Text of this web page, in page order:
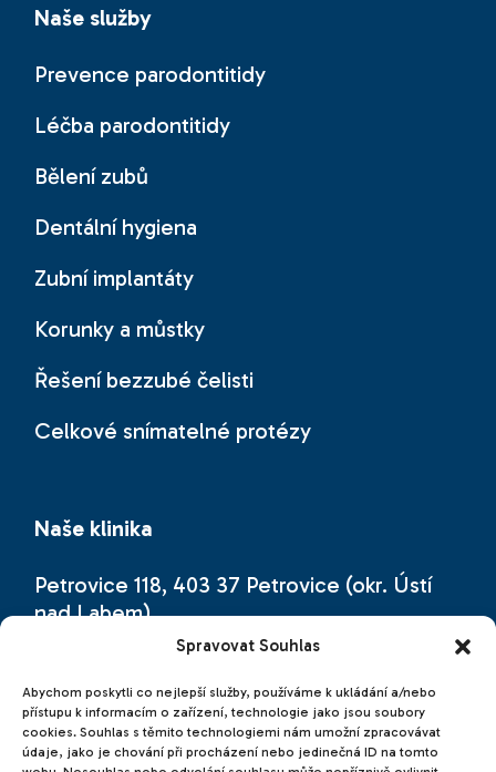
Spravovat Souhlas
Abychom poskytli co nejlepší služby, používáme k ukládání a/nebo
přístupu k informacím o zařízení, technologie jako jsou soubory
cookies. Souhlas s těmito technologiemi nám umožní zpracovávat
údaje, jako je chování při procházení nebo jedinečná ID na tomto
Naše služby
Prevence parodontitidy
Léčba parodontitidy
Bělení zubů
Dentální hygiena
Zubní implantáty
Korunky a můstky
Řešení bezzubé čelisti
Celkové snímatelné protézy
Naše klinika
Petrovice 118, 403 37 Petrovice (okr. Ústí
nad Labem)
německé hranici (hraniční přechod
Petrovice – Bahratal, cca 20 km od
Drážďan).